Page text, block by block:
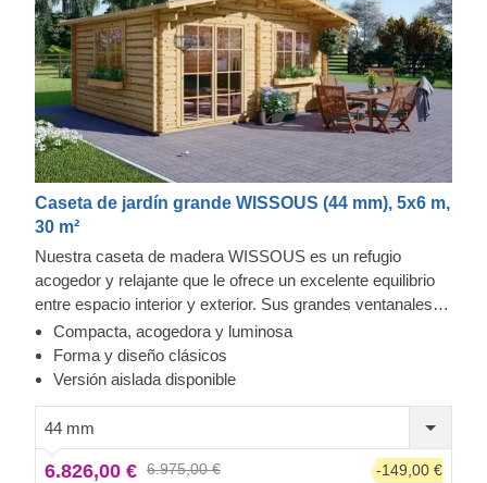
Caseta de jardín grande WISSOUS (44 mm), 5x6 m,
30 m²
Nuestra caseta de madera WISSOUS es un refugio
acogedor y relajante que le ofrece un excelente equilibrio
entre espacio interior y exterior. Sus grandes ventanales
transversales y puertas de entrada dobles garantizan una
gran cantidad de luz natural en su interior. Además, su
elegante voladizo en el tejado le proporciona esa sombra
su mayor comodidad, también se encuentra disponible una
versión aislada de este modelo.
Compacta, acogedora y luminosa
Forma y diseño clásicos
Versión aislada disponible
44 mm
6.826,00 € 6.975,00 € -149,00 €